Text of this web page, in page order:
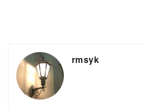
rmsyk